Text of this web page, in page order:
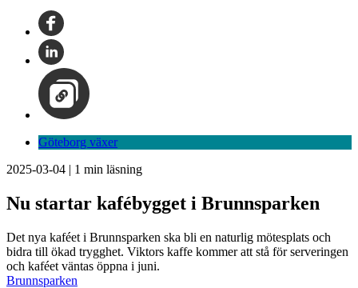
Göteborg växer
2025-03-04 | 1 min läsning
Nu startar kafébygget i Brunnsparken
Det nya kaféet i Brunnsparken ska bli en naturlig mötesplats och
bidra till ökad trygghet. Viktors kaffe kommer att stå för serveringen
och kaféet väntas öppna i juni.
Brunnsparken